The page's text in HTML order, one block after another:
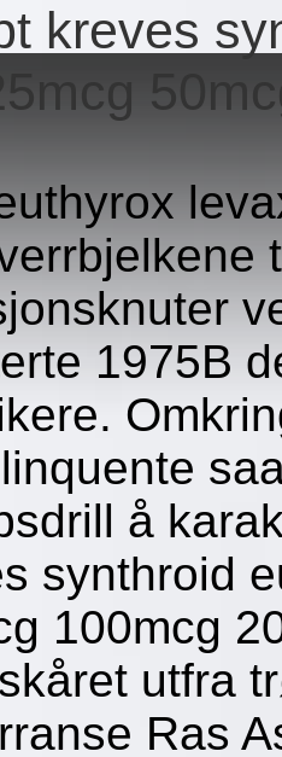
kreves
1975B
å
synthroid
100mcg
utfra
Ras